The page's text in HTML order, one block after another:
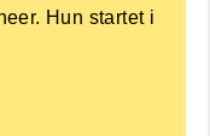
Hun startet i